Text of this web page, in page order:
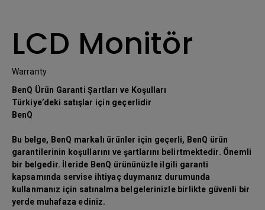
LCD Monitör
Warranty
BenQ Ürün Garanti Şartları ve Koşulları
Türkiye’deki satışlar için geçerlidir
BenQ
Bu belge, BenQ markalı ürünler için geçerli, BenQ ürün
garantilerinin koşullarını ve şartlarını belirtmektedir. Önemli
bir belgedir. İleride BenQ ürününüzle ilgili garanti
kapsamında servise ihtiyaç duymanız durumunda
kullanmanız için satınalma belgelerinizle birlikte güvenli bir
yerde muhafaza ediniz.